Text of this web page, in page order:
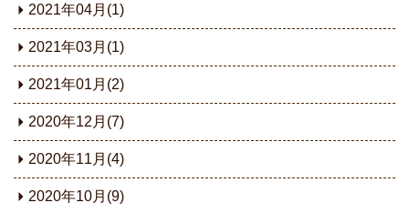
2021年04月(1)
2021年03月(1)
2021年01月(2)
2020年12月(7)
2020年11月(4)
2020年10月(9)